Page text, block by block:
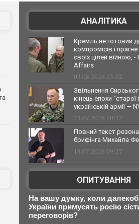
АНАЛІТИКА
Кремль не готовий
компромісів і
своїх цілей війною, -
Affairs
03.08.2026 13:02
Звільнення
кінець епохи "старої
українській армії —
23.07.2026 10:32
Повний текст
брифінга Михайла
18.07.2026 09:27
ОПИТУВАННЯ
На вашу думку, коли
України примусять росію
переговорів?